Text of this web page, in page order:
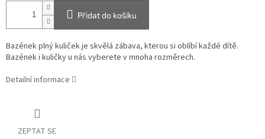
Přidat do košíku
Bazének plný kuliček je skvělá zábava, kterou si oblíbí každé dítě.
Bazének i kuličky u nás vyberete v mnoha rozměrech.
Detailní informace
ZEPTAT SE